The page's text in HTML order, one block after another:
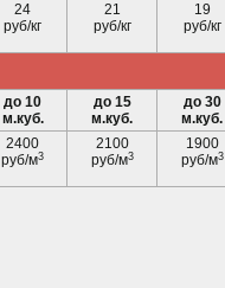
24
руб/кг
21
руб/кг
19
руб/кг
до 10
м.куб.
до 15
м.куб.
до 30
м.куб.
2400
руб/м3
2100
руб/м3
1900
руб/м3